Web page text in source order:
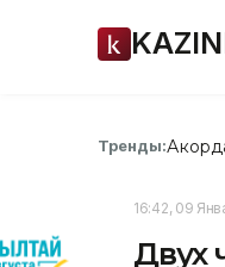
Тренды:
16:42, 09
Двух